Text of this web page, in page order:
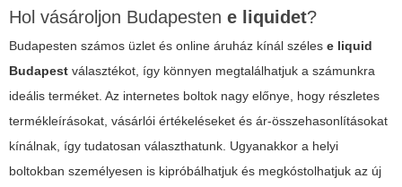
Hol vásároljon Budapesten e liquidet?
Budapesten számos üzlet és online áruház kínál széles e liquid
Budapest választékot, így könnyen megtalálhatjuk a számunkra
ideális terméket. Az internetes boltok nagy előnye, hogy részletes
termékleírásokat, vásárlói értékeléseket és ár-összehasonlításokat
kínálnak, így tudatosan választhatunk. Ugyanakkor a helyi
boltokban személyesen is kipróbálhatjuk és megkóstolhatjuk az új